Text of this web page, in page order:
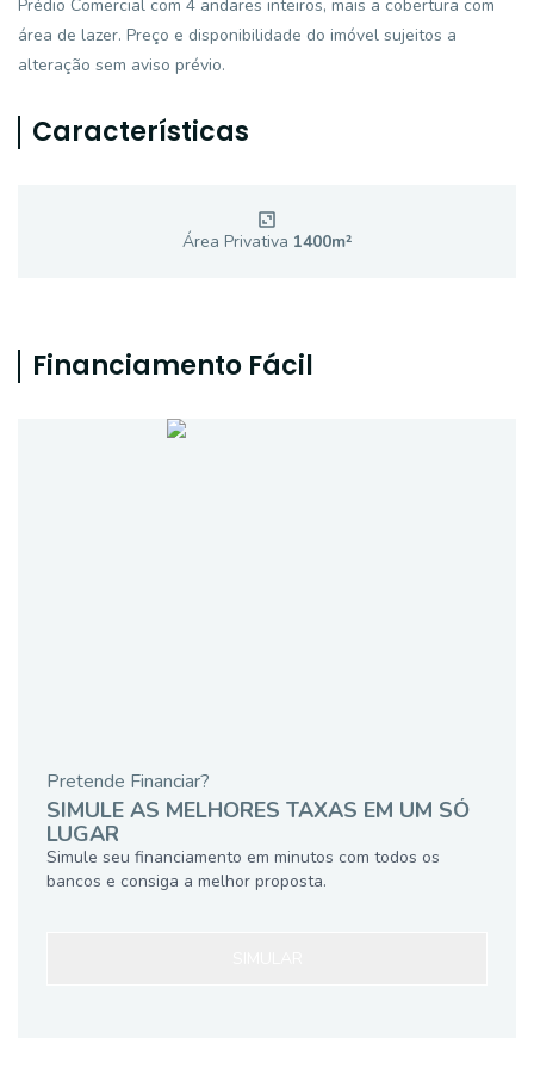
Prédio Comercial com 4 andares inteiros, mais a cobertura com
área de lazer. Preço e disponibilidade do imóvel sujeitos a
alteração sem aviso prévio.
Características
Área Privativa 1400m²
Financiamento Fácil
Pretende Financiar?
SIMULE AS MELHORES TAXAS EM UM SÓ
LUGAR
Simule seu financiamento em minutos com todos os
bancos e consiga a melhor proposta.